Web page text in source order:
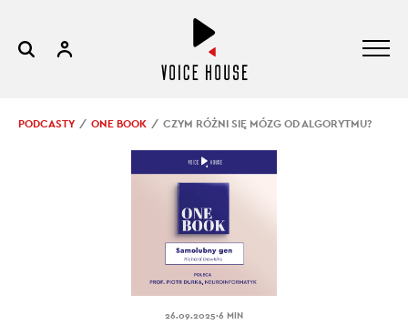
PODCASTY ONE BOOK CZYM RÓŻNI SIĘ MÓZG OD ALGORYTMU?
26.09.2025.6 MIN